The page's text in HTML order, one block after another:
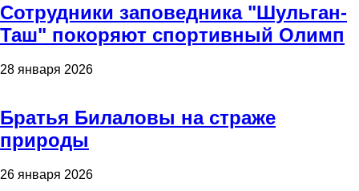
Сотрудники заповедника "Шульган-
Таш" покоряют спортивный Олимп
28 января 2026
Братья Билаловы на страже
природы
26 января 2026